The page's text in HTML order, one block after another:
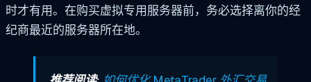
时才有用。在购买虚拟专用服务器前，务必选择离你的经
纪商最近的服务器所在地。